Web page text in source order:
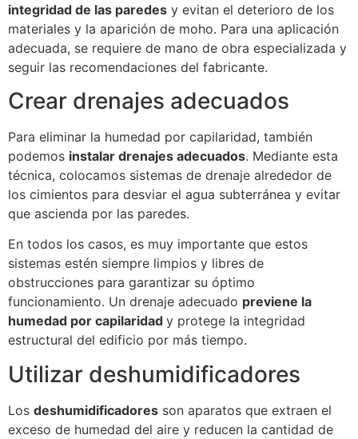
integridad de las paredes y evitan el deterioro de los
materiales y la aparición de moho. Para una aplicación
adecuada, se requiere de mano de obra especializada y
seguir las recomendaciones del fabricante.
Crear drenajes adecuados
Para eliminar la humedad por capilaridad, también
podemos instalar drenajes adecuados. Mediante esta
técnica, colocamos sistemas de drenaje alrededor de
los cimientos para desviar el agua subterránea y evitar
que ascienda por las paredes.
En todos los casos, es muy importante que estos
sistemas estén siempre limpios y libres de
obstrucciones para garantizar su óptimo
funcionamiento. Un drenaje adecuado previene la
humedad por capilaridad y protege la integridad
estructural del edificio por más tiempo.
Utilizar deshumidificadores
Los deshumidificadores son aparatos que extraen el
exceso de humedad del aire y reducen la cantidad de